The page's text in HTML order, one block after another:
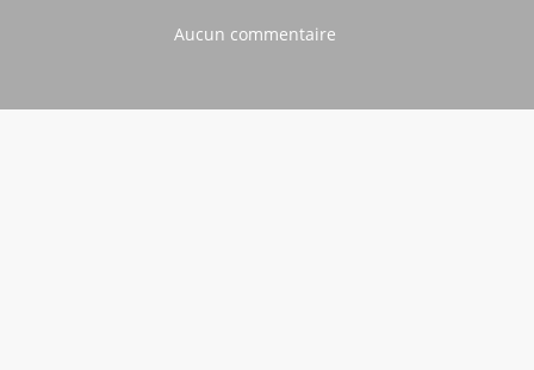
Aucun commentaire